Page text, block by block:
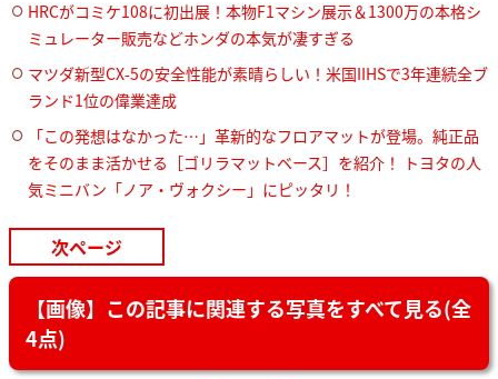
HRCがコミケ108に初出展！本物F1マシン展示＆1300万の本格シ
ミュレーター販売などホンダの本気が凄すぎる
マツダ新型CX-5の安全性能が素晴らしい！米国IIHSで3年連続全ブ
ランド1位の偉業達成
「この発想はなかった…」革新的なフロアマットが登場。純正品
をそのまま活かせる［ゴリラマットベース］を紹介！ トヨタの人
気ミニバン「ノア・ヴォクシー」にピッタリ！
次ページ
【画像】この記事に関連する写真をすべて見る(全
4点)